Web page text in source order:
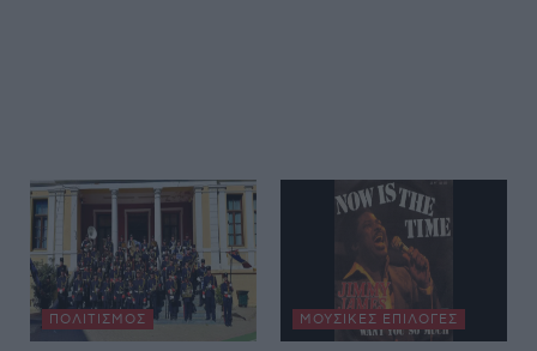
ΠΟΛΙΤΙΣΜΌΣ ΜΟΥΣΙΚΈΣ ΕΠΙΛΟΓΈΣ